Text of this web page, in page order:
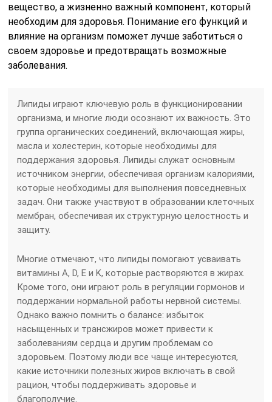
вещество, а жизненно важный компонент, который
необходим для здоровья. Понимание его функций и
влияние на организм поможет лучше заботиться о
своем здоровье и предотвращать возможные
заболевания.
Липиды играют ключевую роль в функционировании
организма, и многие люди осознают их важность. Это
группа органических соединений, включающая жиры,
масла и холестерин, которые необходимы для
поддержания здоровья. Липиды служат основным
источником энергии, обеспечивая организм калориями,
которые необходимы для выполнения повседневных
задач. Они также участвуют в образовании клеточных
мембран, обеспечивая их структурную целостность и
защиту.
Многие отмечают, что липиды помогают усваивать
витамины A, D, E и K, которые растворяются в жирах.
Кроме того, они играют роль в регуляции гормонов и
поддержании нормальной работы нервной системы.
Однако важно помнить о балансе: избыток
насыщенных и трансжиров может привести к
заболеваниям сердца и другим проблемам со
здоровьем. Поэтому люди все чаще интересуются,
какие источники полезных жиров включать в свой
рацион, чтобы поддерживать здоровье и
благополучие.